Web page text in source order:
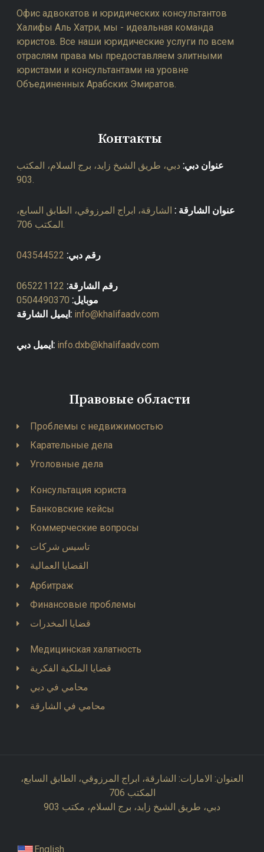
Офис адвокатов и юридических консультантов
Халифы Аль Хатри, мы - идеальная команда
юристов. Все наши юридические услуги по всем
отраслям права мы предоставляем элитными
юристами и консультантами на уровне
Объединенных Арабских Эмиратов.
Контакты
عنوان دبي: دبي، طريق الشيخ زايد، برج السلام، المكتب
عنوان الشارقة : الشارقة، ابراج المرزوقي، الطابق السابع،
رقم دبي: 043544522
رقم الشارقة: 065221122
موبايل: 0504490370
ايميل الشارقة: info@khalifaadv.com
ايميل دبي: info.dxb@khalifaadv.com
Правовые области
Проблемы с недвижимостью
Карательные дела
Уголовные дела
Консультация юриста
Банковские кейсы
Коммерческие вопросы
تاسيس شركات
القضايا العمالية
Арбитраж
Финансовые проблемы
قضايا المخدرات
Медицинская халатность
قضايا الملكية الفكرية
محامي في دبي
محامي في الشارقة
العنوان: الامارات: الشارقة، ابراج المرزوقي، الطابق السابع،
المكتب 706
دبي، طريق الشيخ زايد، برج السلام، مكتب 903
English